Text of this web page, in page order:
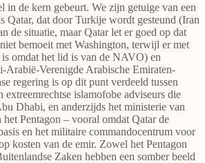
in de kern gebeurt. We zijn getuige van een
Qatar, dat door Turkije wordt gesteund (Iran
de situatie, maar Qatar let er goed op dat
bemoeit met Washington, terwijl er met
omdat het lid is van de NAVO) en
Arabië-Verenigde Arabische Emiraten-
regering is op dit punt verdeeld tussen
extreemrechtse islamofobe adviseurs die
Dhabi, en anderzijds het ministerie van
Pentagon – vooral omdat Qatar de
en het militaire commandocentrum voor
kosten van de emir. Zowel het Pentagon
Zaken hebben een somber beeld